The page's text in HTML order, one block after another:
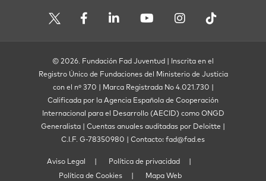
© 2026. Fundación Fad Juventud | Inscrita en el
Registro Único de Fundaciones del Ministerio de Justicia
con el nº 370 | Marca Registrada No 4.021.730 |
Calificada por la Agencia Española de Cooperación
Internacional para el Desarrollo (AECID) como ONGD
Generalista | Cuentas anuales auditadas por Deloitte |
C.I.F. G-78350980 | Contacto: fad@fad.es
Aviso Legal
Política de privacidad
Política de Cookies
Mapa Web